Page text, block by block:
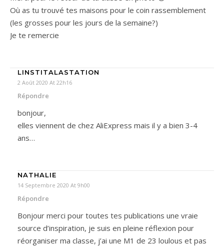
Où as tu trouvé tes maisons pour le coin rassemblement
(les grosses pour les jours de la semaine?)
Je te remercie
LINSTITALASTATION
2 Août 2020 At 22h16
Répondre
bonjour,
elles viennent de chez AliExpress mais il y a bien 3-4
ans…
NATHALIE
14 Septembre 2020 At 9h00
Répondre
Bonjour merci pour toutes tes publications une vraie
source d’inspiration, je suis en pleine réflexion pour
réorganiser ma classe, j’ai une M1 de 23 loulous et pas